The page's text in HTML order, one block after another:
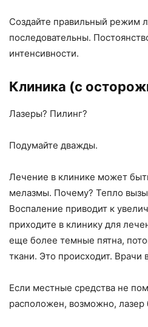
Создайте правильный режим
последовательны.
интенсивности.
Клиника (с
Лазеры? Пилинг?
Подумайте дважды.
Лечение в клинике может
мелазмы. Почему? Тепло
Воспаление приводит к
приходите в клинику для
еще более темные пятна,
ткани. Это происходит. Врачи
Если местные средства не
расположен, возможно, лазер